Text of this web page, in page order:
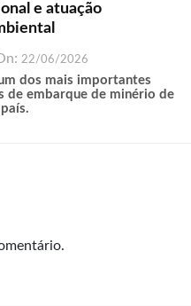
e atuação
22/06/2026
dos mais importantes
de embarque de minério de